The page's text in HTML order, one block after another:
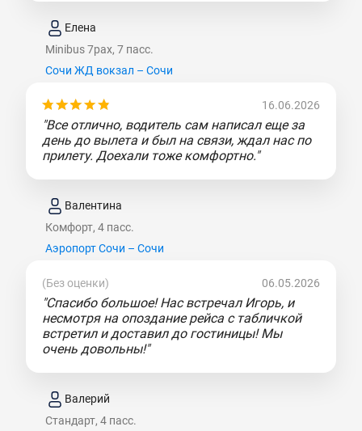
Елена
Minibus 7pax, 7 пасс.
Сочи ЖД вокзал – Сочи
16.06.2026
"Все отлично, водитель сам написал еще за
день до вылета и был на связи, ждал нас по
прилету. Доехали тоже комфортно."
Валентина
Комфорт, 4 пасс.
Аэропорт Сочи – Сочи
(Без оценки) 06.05.2026
"Спасибо большое! Нас встречал Игорь, и
несмотря на опоздание рейса с табличкой
встретил и доставил до гостиницы! Мы
очень довольны!"
Валерий
Стандарт, 4 пасс.